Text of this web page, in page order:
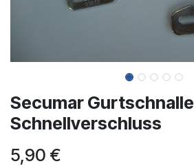
Secumar Gurtschnalle
Schnellverschluss
5,90 €